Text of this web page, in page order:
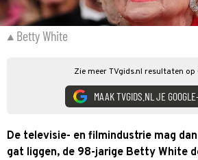
Betty White
Zie meer TVgids.nl resultaten op
MAAK TVGIDS.NL JE
De televisie- en filmindustrie mag
gat liggen, de 98-jarige Betty White